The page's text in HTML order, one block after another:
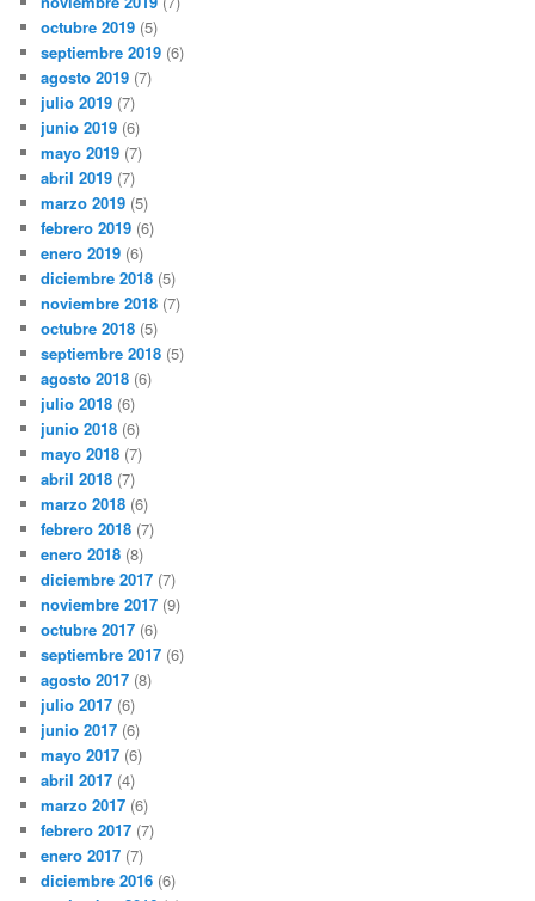
octubre 2019 (5)
septiembre 2019 (6)
agosto 2019 (7)
julio 2019 (7)
junio 2019 (6)
mayo 2019 (7)
abril 2019 (7)
marzo 2019 (5)
febrero 2019 (6)
enero 2019 (6)
diciembre 2018 (5)
noviembre 2018 (7)
octubre 2018 (5)
septiembre 2018 (5)
agosto 2018 (6)
julio 2018 (6)
junio 2018 (6)
mayo 2018 (7)
abril 2018 (7)
marzo 2018 (6)
febrero 2018 (7)
enero 2018 (8)
diciembre 2017 (7)
noviembre 2017 (9)
octubre 2017 (6)
septiembre 2017 (6)
agosto 2017 (8)
julio 2017 (6)
junio 2017 (6)
mayo 2017 (6)
abril 2017 (4)
marzo 2017 (6)
febrero 2017 (7)
enero 2017 (7)
diciembre 2016 (6)